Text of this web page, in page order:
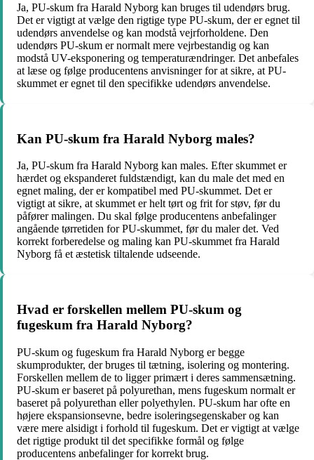
Ja, PU-skum fra Harald Nyborg kan bruges til udendørs brug.
Det er vigtigt at vælge den rigtige type PU-skum, der er egnet til
udendørs anvendelse og kan modstå vejrforholdene. Den
udendørs PU-skum er normalt mere vejrbestandig og kan
modstå UV-eksponering og temperaturændringer. Det anbefales
at læse og følge producentens anvisninger for at sikre, at PU-
skummet er egnet til den specifikke udendørs anvendelse.
Kan PU-skum fra Harald Nyborg males?
Ja, PU-skum fra Harald Nyborg kan males. Efter skummet er
hærdet og ekspanderet fuldstændigt, kan du male det med en
egnet maling, der er kompatibel med PU-skummet. Det er
vigtigt at sikre, at skummet er helt tørt og frit for støv, før du
påfører malingen. Du skal følge producentens anbefalinger
angående tørretiden for PU-skummet, før du maler det. Ved
korrekt forberedelse og maling kan PU-skummet fra Harald
Nyborg få et æstetisk tiltalende udseende.
Hvad er forskellen mellem PU-skum og
fugeskum fra Harald Nyborg?
PU-skum og fugeskum fra Harald Nyborg er begge
skumprodukter, der bruges til tætning, isolering og montering.
Forskellen mellem de to ligger primært i deres sammensætning.
PU-skum er baseret på polyurethan, mens fugeskum normalt er
baseret på polyurethan eller polyethylen. PU-skum har ofte en
højere ekspansionsevne, bedre isoleringsegenskaber og kan
være mere alsidigt i forhold til fugeskum. Det er vigtigt at vælge
det rigtige produkt til det specifikke formål og følge
producentens anbefalinger for korrekt brug.